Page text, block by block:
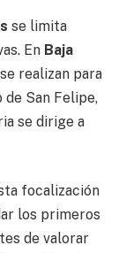
se limita
En Baja
realizan para
San Felipe,
se dirige a
focalización
los primeros
de valorar